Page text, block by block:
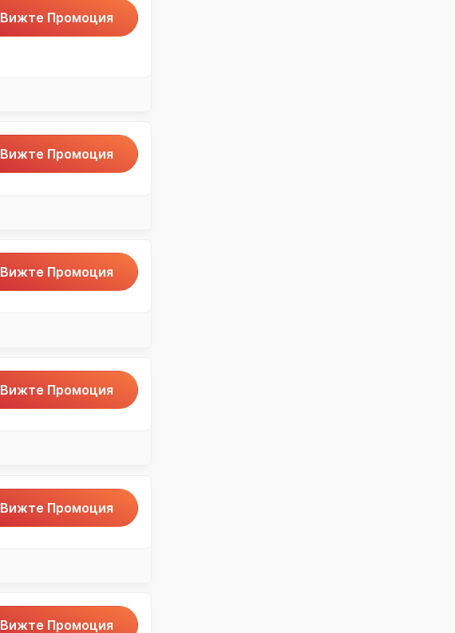
Вижте Промоция
Вижте Промоция
Вижте Промоция
Вижте Промоция
Вижте Промоция
Вижте Промоция